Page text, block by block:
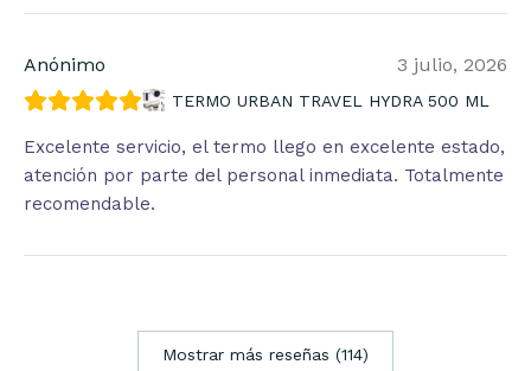
Anónimo 3 julio, 2026
TERMO URBAN TRAVEL HYDRA 500 ML
Excelente servicio, el termo llego en excelente estado,
atención por parte del personal inmediata. Totalmente
recomendable.
Mostrar más reseñas (114)